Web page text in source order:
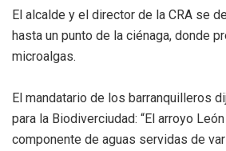
El alcalde y el director de la CRA se
hasta un punto de la ciénaga, donde
microalgas.
El mandatario de los barranquilleros
para la Biodiverciudad: “El arroyo
componente de aguas servidas de